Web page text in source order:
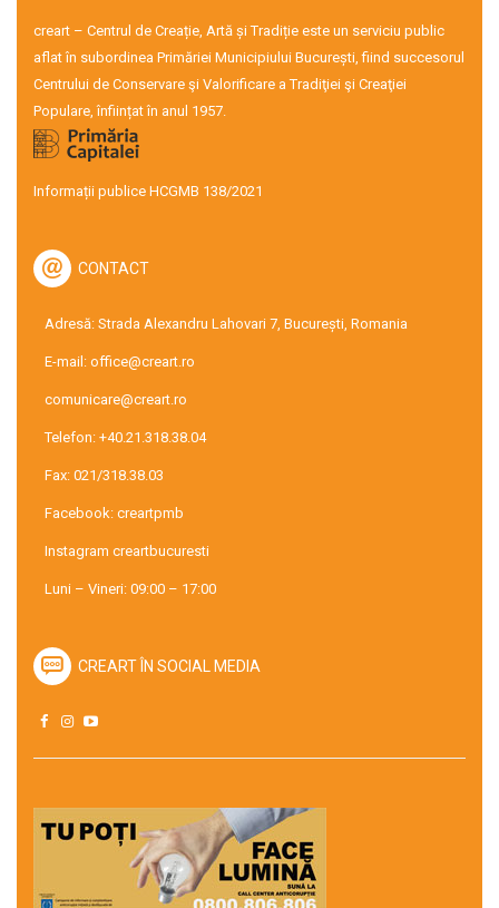
creart – Centrul de Creație, Artă și Tradiție este un serviciu public
aflat în subordinea Primăriei Municipiului București, fiind succesorul
Centrului de Conservare şi Valorificare a Tradiţiei şi Creaţiei
Populare, înființat în anul 1957.
Informații publice HCGMB 138/2021
CONTACT
Adresă: Strada Alexandru Lahovari 7, București, Romania
E-mail: office@creart.ro
comunicare@creart.ro
Telefon: +40.21.318.38.04
Fax: 021/318.38.03
Facebook: creartpmb
Instagram creartbucuresti
Luni – Vineri: 09:00 – 17:00
CREART ÎN SOCIAL MEDIA